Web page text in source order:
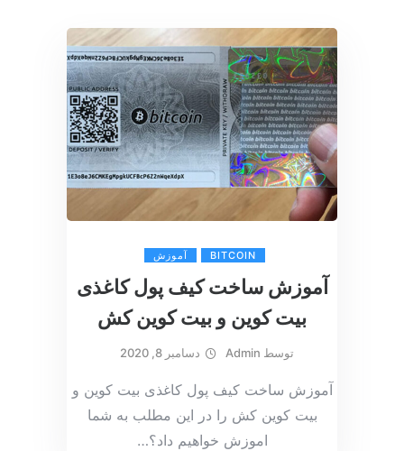
BITCOIN آموزش
آموزش ساخت کیف پول کاغذی
بیت کوین و بیت کوین کش
توسط Admin دسامبر 8, 2020
آموزش ساخت کیف پول کاغذی بیت کوین و
بیت کوین کش را در این مطلب به شما
اموزش خواهیم داد؟…